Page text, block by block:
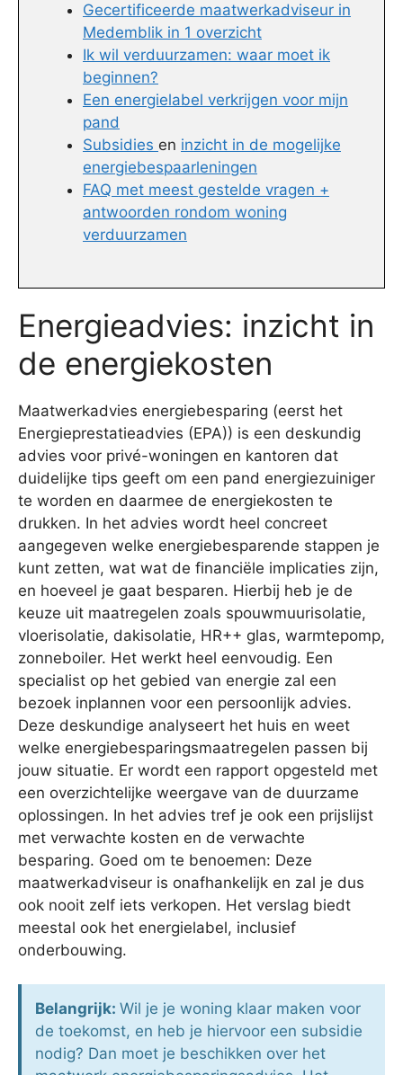
Gecertificeerde maatwerkadviseur in
Medemblik in 1 overzicht
Ik wil verduurzamen: waar moet ik
beginnen?
Een energielabel verkrijgen voor mijn
pand
Subsidies en inzicht in de mogelijke
energiebespaarleningen
FAQ met meest gestelde vragen +
antwoorden rondom woning
verduurzamen
Energieadvies: inzicht in
de energiekosten
Maatwerkadvies energiebesparing (eerst het
Energieprestatieadvies (EPA)) is een deskundig
advies voor privé-woningen en kantoren dat
duidelijke tips geeft om een pand energiezuiniger
te worden en daarmee de energiekosten te
drukken. In het advies wordt heel concreet
aangegeven welke energiebesparende stappen je
kunt zetten, wat wat de financiële implicaties zijn,
en hoeveel je gaat besparen. Hierbij heb je de
keuze uit maatregelen zoals spouwmuurisolatie,
vloerisolatie, dakisolatie, HR++ glas, warmtepomp,
zonneboiler. Het werkt heel eenvoudig. Een
specialist op het gebied van energie zal een
bezoek inplannen voor een persoonlijk advies.
Deze deskundige analyseert het huis en weet
welke energiebesparingsmaatregelen passen bij
jouw situatie. Er wordt een rapport opgesteld met
een overzichtelijke weergave van de duurzame
oplossingen. In het advies tref je ook een prijslijst
met verwachte kosten en de verwachte
besparing. Goed om te benoemen: Deze
maatwerkadviseur is onafhankelijk en zal je dus
ook nooit zelf iets verkopen. Het verslag biedt
meestal ook het energielabel, inclusief
onderbouwing.
Belangrijk: Wil je je woning klaar maken voor
de toekomst, en heb je hiervoor een subsidie
nodig? Dan moet je beschikken over het